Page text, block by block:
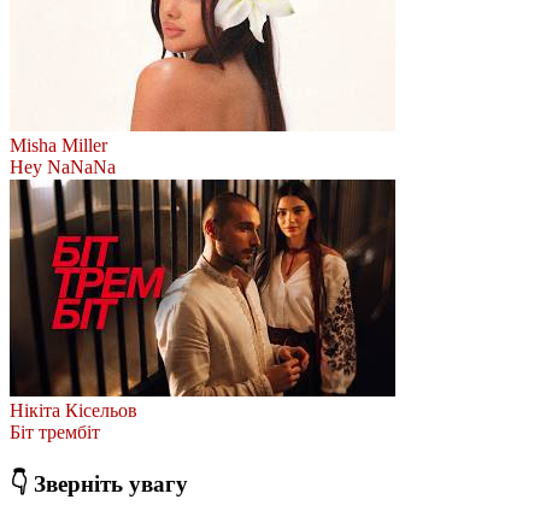
Misha Miller
Hey NaNaNa
Нікіта Кісельов
Біт трембіт
👇 Зверніть увагу